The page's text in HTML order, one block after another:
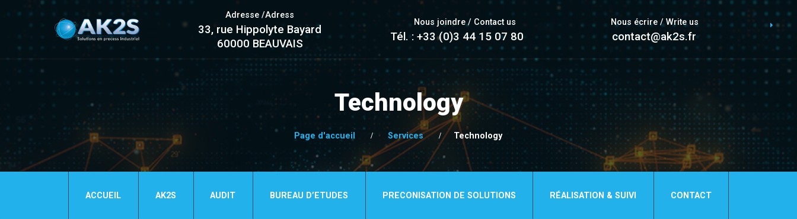
Adresse /Adress
33, rue Hippolyte Bayard
60000 BEAUVAIS
Nous joindre / Contact us
Tél. : +33 (0)3 44 15 07 80
Nous écrire / Write us
contact@ak2s.fr
Technology
Page d'accueil Services Technology
ACCUEIL AK2S AUDIT BUREAU D’ETUDES PRECONISATION DE SOLUTIONS RÉALISATION & SUIVI CONTACT